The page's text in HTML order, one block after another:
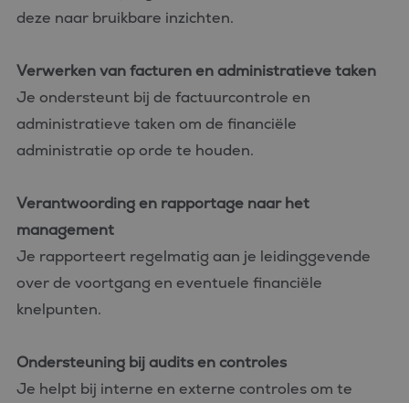
deze naar bruikbare inzichten.
Verwerken van facturen en administratieve taken
Je ondersteunt bij de factuurcontrole en
administratieve taken om de financiële
administratie op orde te houden.
Verantwoording en rapportage naar het
management
Je rapporteert regelmatig aan je leidinggevende
over de voortgang en eventuele financiële
knelpunten.
Ondersteuning bij audits en controles
Je helpt bij interne en externe controles om te